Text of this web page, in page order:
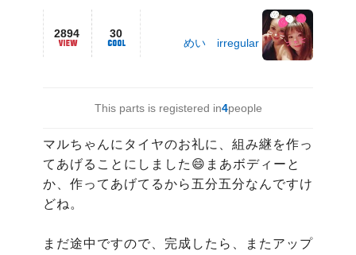
2894 30
めい irregular
This parts is registered in4people
マルちゃんにタイヤのお礼に、組み継を作っ
てあげることにしました😄まあボディーと
か、作ってあげてるから五分五分なんですけ
どね。
まだ途中ですので、完成したら、またアップ